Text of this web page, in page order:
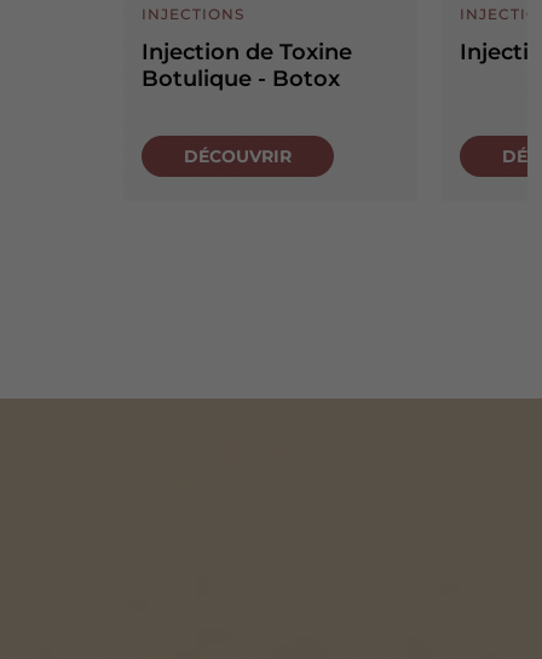
INJECTIONS
Injection de Toxine
Botulique - Botox
DÉCOUVRIR